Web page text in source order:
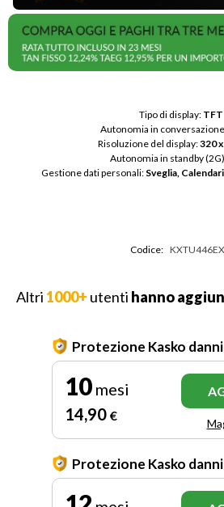
Tipo di display: TFT
Autonomia in
Risoluzione del display: 320
Autonomia in standby
Gestione dati personali: Sveglia,
Codice:
Altri 1000+ utenti hanno
Protezione Kasko
10 mesi
14,90 €
Protezione Kasko